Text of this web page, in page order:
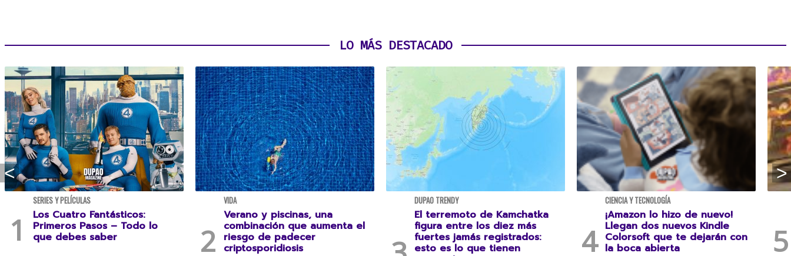
LO MÁS DESTACADO
SERIES Y PELÍCULAS
Los Cuatro Fantásticos:
Primeros Pasos – Todo lo
que debes saber
VIDA
Verano y piscinas, una
combinación que aumenta el
riesgo de padecer
criptosporidiosis
DUPAO TRENDY
El terremoto de Kamchatka
figura entre los diez más
fuertes jamás registrados:
esto es lo que tienen
CIENCIA Y TECNOLOGÍA
¡Amazon lo hizo de nuevo!
Llegan dos nuevos Kindle
Colorsoft que te dejarán con
la boca abierta